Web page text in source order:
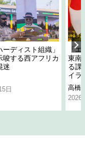
ディスト組織」
唆する西アフリカ
迷
日
「
東南
る課
イラ
高橋
2026